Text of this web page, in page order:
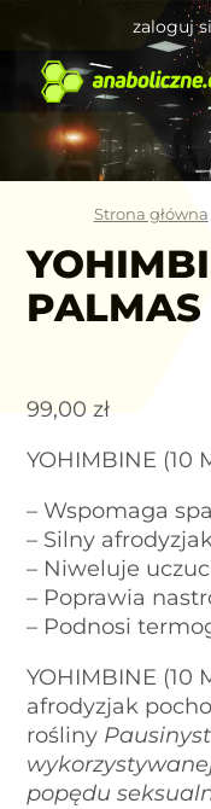
zaloguj
Strona główna
PALMAS
99,00zł
YOHIMBINE (10
– Wspomaga
– Silny
– Niweluje
– Poprawia
– Podnosi
YOHIMBINE (10
afrodyzjak
rośliny
popędu